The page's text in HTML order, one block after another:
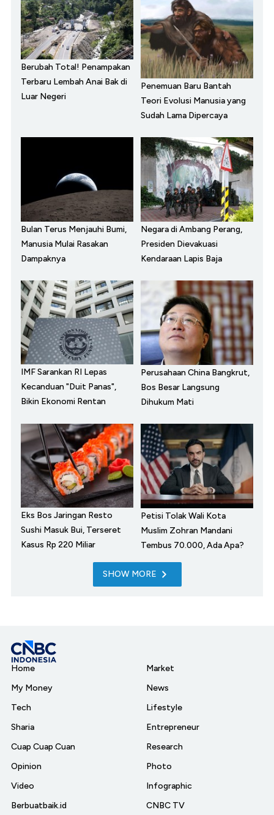
Berubah Total! Penampakan
Terbaru Lembah Anai Bak di
Luar Negeri
Penemuan Baru Bantah
Teori Evolusi Manusia yang
Sudah Lama Dipercaya
Bulan Terus Menjauhi Bumi,
Manusia Mulai Rasakan
Dampaknya
Negara di Ambang Perang,
Presiden Dievakuasi
Kendaraan Lapis Baja
IMF Sarankan RI Lepas
Kecanduan "Duit Panas",
Bikin Ekonomi Rentan
Perusahaan China Bangkrut,
Bos Besar Langsung
Dihukum Mati
Eks Bos Jaringan Resto
Sushi Masuk Bui, Terseret
Kasus Rp 220 Miliar
Petisi Tolak Wali Kota
Muslim Zohran Mandani
Tembus 70.000, Ada Apa?
SHOW MORE
Home
My Money
Tech
Sharia
Cuap Cuap Cuan
Opinion
Video
Berbuatbaik.id
Market
News
Lifestyle
Entrepreneur
Research
Photo
Infographic
CNBC TV